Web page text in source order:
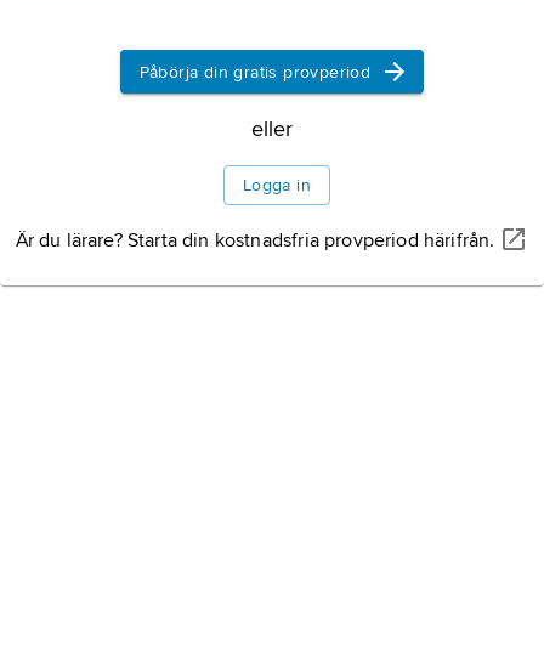
Information om artikeln
Påbörja din gratis provperiod
eller
Logga in
Är du lärare? Starta din kostnadsfria provperiod härifrån.